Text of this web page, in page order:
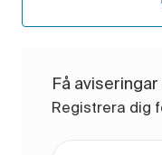
Få
Registrera dig